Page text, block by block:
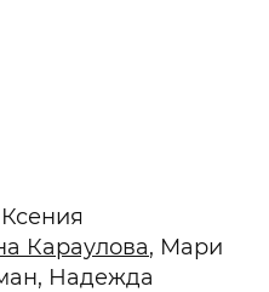
Караулова, Мари
Надежда